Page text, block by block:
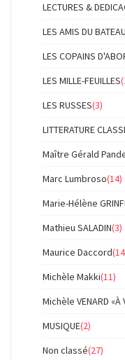
LECTURES &
LES AMIS DU
LES COPAINS
LES MILLE-FEUILLES
LES RUSSES(3)
LITTERATURE
Maître Gérald
Marc Lumbroso(14)
Marie-Hélène
Mathieu SALADIN(3)
Maurice Daccord
Michèle Makki(11)
Michèle VENARD
MUSIQUE(2)
Non classé(27)